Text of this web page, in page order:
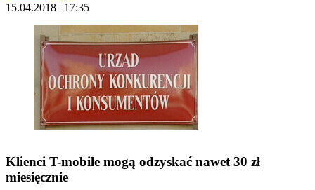
15.04.2018 | 17:35
Klienci T-mobile mogą odzyskać nawet 30 zł
miesięcznie